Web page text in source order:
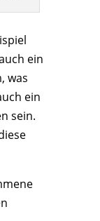
ein
was
ein
sein.